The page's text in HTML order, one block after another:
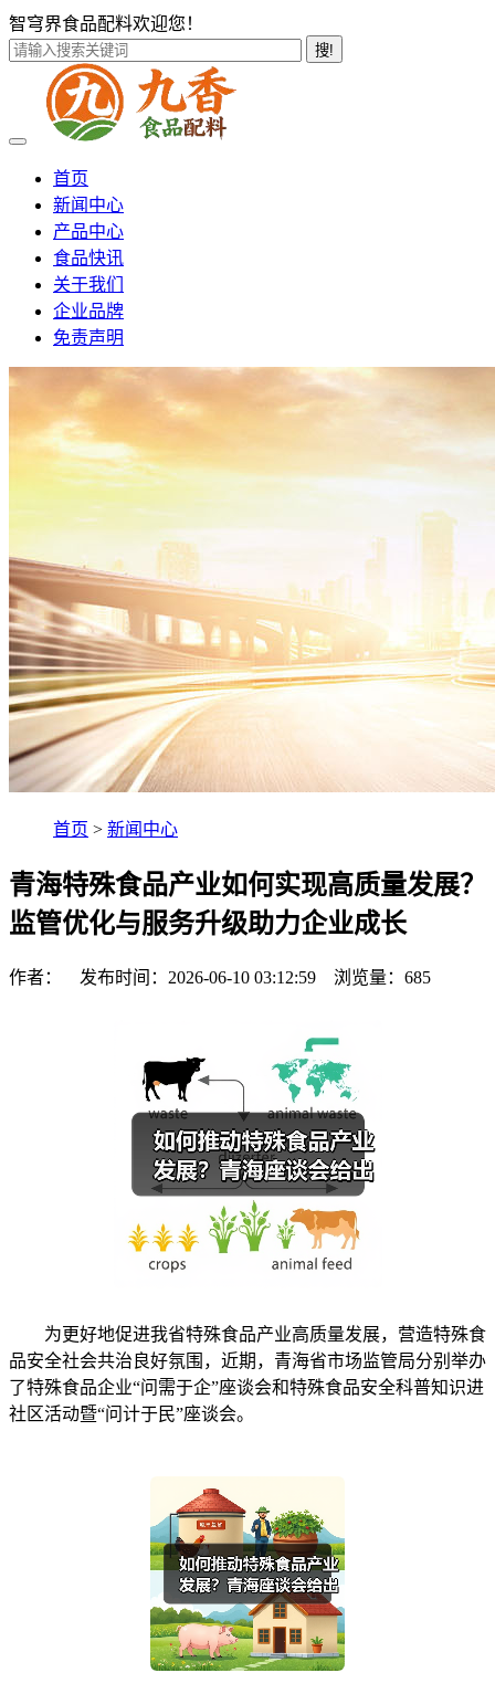
智穹界食品配料欢迎您！
搜!
首页
新闻中心
产品中心
食品快讯
关于我们
企业品牌
免责声明
首页 > 新闻中心
青海特殊食品产业如何实现高质量发展？
监管优化与服务升级助力企业成长
作者： 发布时间：2026-06-10 03:12:59 浏览量： 685
为更好地促进我省特殊食品产业高质量发展，营造特殊食
品安全社会共治良好氛围，近期，青海省市场监管局分别举办
了特殊食品企业“问需于企”座谈会和特殊食品安全科普知识进
社区活动暨“问计于民”座谈会。